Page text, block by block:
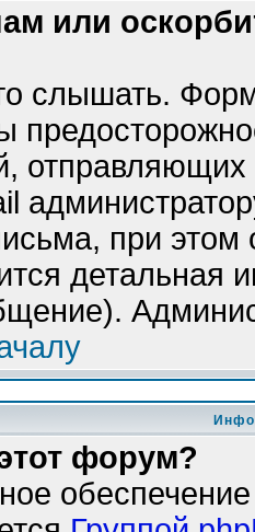
или
слышать.
при этом
детальная
форум?